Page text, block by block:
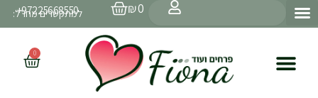
דילוג
לתוכן
₪0 עגלת
קניות למתקשרים מחו״ל:
97225668550+
0
עגלת